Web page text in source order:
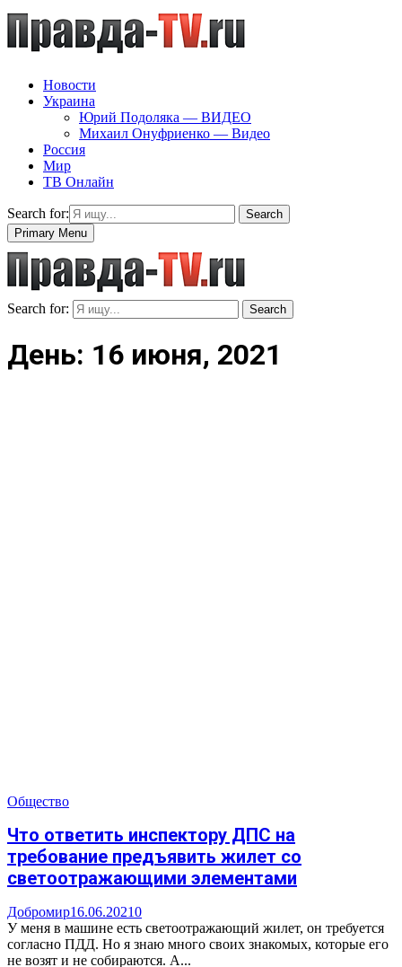
Новости
Украина
Юрий Подоляка — ВИДЕО
Михаил Онуфриенко — Видео
Россия
Мир
ТВ Онлайн
Search for:
Search
Primary Menu
Search for: Search
День: 16 июня, 2021
Общество
Что ответить инспектору ДПС на
требование предъявить жилет со
светоотражающими элементами
Добромир16.06.20210
У меня в машине есть светоотражающий жилет, он требуется
согласно ПДД. Но я знаю много своих знакомых, которые его
не возят и не собираются. А...